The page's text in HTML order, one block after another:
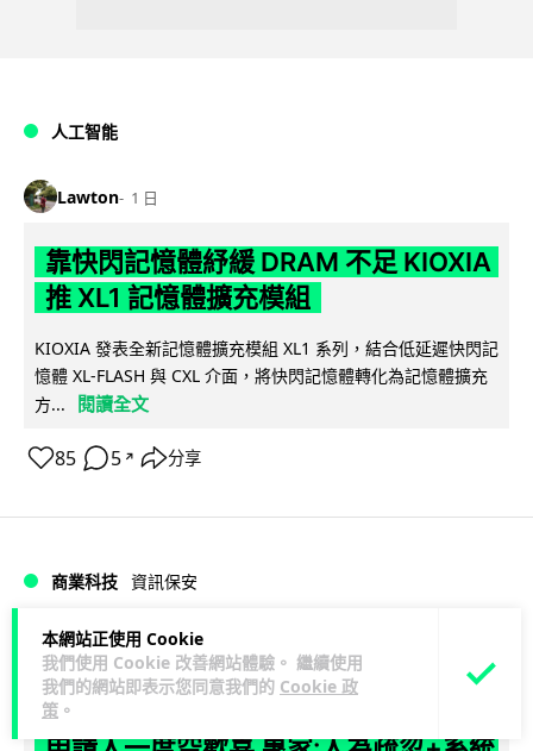
本網站正使用 Cookie
我們使用 Cookie 改善網站體驗。 繼續使用
我們的網站即表示您同意我們的 Cookie 政
策 。
人工智能
Lawton 1 日
靠快閃記憶體紓緩 DRAM 不足 KIOXIA
推 XL1 記憶體擴充模組
KIOXIA 發表全新記憶體擴充模組 XL1 系列，結合低延遲快閃記
憶體 XL-FLASH 與 CXL 介面，將快閃記憶體轉化為記憶體擴充
方...
閱讀全文
85 5 ↗ 分享
商業科技 資訊保安
Lawton 1 日
東華學院誤發取錄電郵 全數 11,139 名